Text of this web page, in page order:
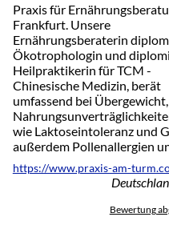
Praxis für
Frankfurt. Unsere
Ernährungsberaterin
Ökotrophologin und
Heilpraktikerin für TCM -
Chinesische Medizin, berät
umfassend bei
wie Laktoseintoleranz und
außerdem Pollenallergien
https://www.praxis-am-
Bewertung